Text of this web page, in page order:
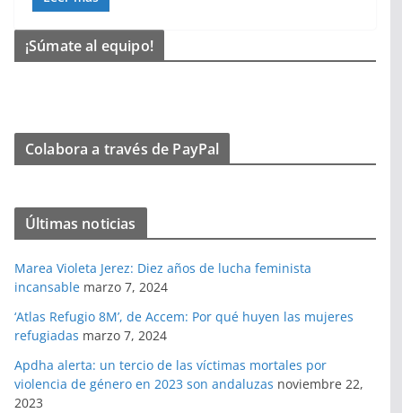
¡Súmate al equipo!
Colabora a través de PayPal
Últimas noticias
Marea Violeta Jerez: Diez años de lucha feminista
incansable marzo 7, 2024
‘Atlas Refugio 8M’, de Accem: Por qué huyen las mujeres
refugiadas marzo 7, 2024
Apdha alerta: un tercio de las víctimas mortales por
violencia de género en 2023 son andaluzas noviembre 22,
2023